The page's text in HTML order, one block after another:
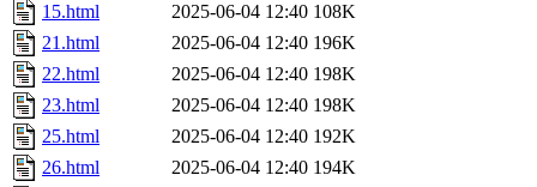
15.html
2025-06-04 12:40 108K
21.html
2025-06-04 12:40 196K
22.html
2025-06-04 12:40 198K
23.html
2025-06-04 12:40 198K
25.html
2025-06-04 12:40 192K
26.html
2025-06-04 12:40 194K